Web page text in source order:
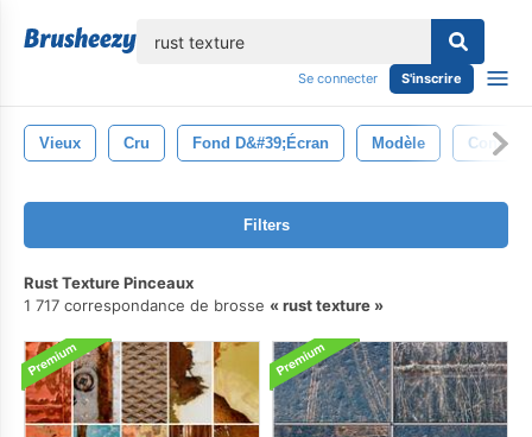
Se connecter S'inscrire
Vieux Cru Fond D&#39;écran Modèle
Filters
Rust Texture Pinceaux
1 717 correspondance de brosse
rust texture